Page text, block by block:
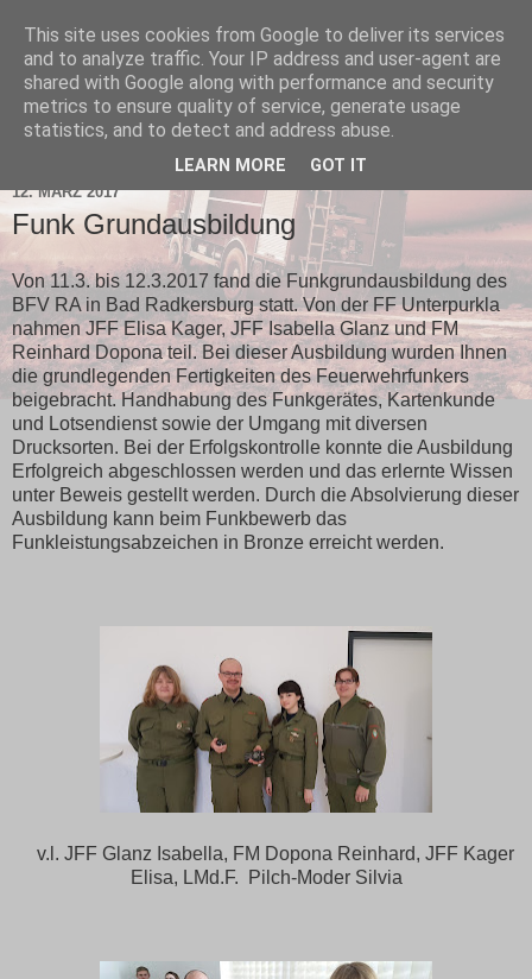
12. MÄRZ 2017
Funk Grundausbildung
Von 11.3. bis 12.3.2017 fand die Funkgrundausbildung des
BFV RA in Bad Radkersburg statt. Von der FF Unterpurkla
nahmen JFF Elisa Kager, JFF Isabella Glanz und FM
Reinhard Dopona teil. Bei dieser Ausbildung wurden Ihnen
die grundlegenden Fertigkeiten des Feuerwehrfunkers
beigebracht. Handhabung des Funkgerätes, Kartenkunde
und Lotsendienst sowie der Umgang mit diversen
Drucksorten. Bei der Erfolgskontrolle konnte die Ausbildung
Erfolgreich abgeschlossen werden und das erlernte Wissen
unter Beweis gestellt werden. Durch die Absolvierung dieser
Ausbildung kann beim Funkbewerb das
Funkleistungsabzeichen in Bronze erreicht werden.
v.l. JFF Glanz Isabella, FM Dopona Reinhard, JFF Kager
Elisa, LMd.F. Pilch-Moder Silvia
This site uses cookies from Google to deliver its services
and to analyze traffic. Your IP address and user-agent are
shared with Google along with performance and security
metrics to ensure quality of service, generate usage
statistics, and to detect and address abuse.
LEARN MORE GOT IT